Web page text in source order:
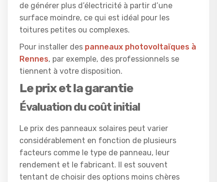
de générer plus d’électricité à partir d’une
surface moindre, ce qui est idéal pour les
toitures petites ou complexes.
Pour installer des panneaux photovoltaïques à
Rennes, par exemple, des professionnels se
tiennent à votre disposition.
Le prix et la garantie
Évaluation du coût initial
Le prix des panneaux solaires peut varier
considérablement en fonction de plusieurs
facteurs comme le type de panneau, leur
rendement et le fabricant. Il est souvent
tentant de choisir des options moins chères